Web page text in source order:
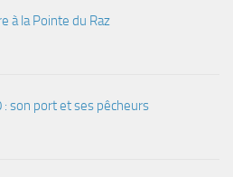
à la Pointe du Raz
son port et ses pêcheurs